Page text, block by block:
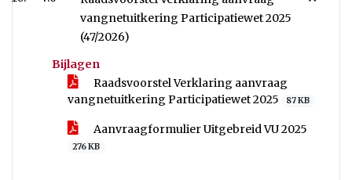
vangnetuitkering Participatiewet 2025
(47/2026)
Bijlagen
Raadsvoorstel Verklaring aanvraag
vangnetuitkering Participatiewet 2025
87 KB
Aanvraagformulier Uitgebreid VU 2025
276 KB